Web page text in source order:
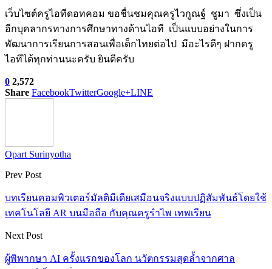
เว็บไซต์ครูไอทีดอทคอม ขอชื่นชมคุณครูไวกูณฐ์ ชูมา ซึ่งเป็น
อีกบุคลากรทางการศึกษาทางด้านไอที เป็นแบบอย่างในการ
พัฒนาการเรียนการสอนเพื่อเด็กไทยต่อไป มีอะไรดีๆ ฝากครู
ไอทีได้ทุกท่านนะครับ ยินดีครับ
0 2,572
Share FacebookTwitterGoogle+LINE
Opart Surinyotha
Prev Post
บทเรียนคอมพิวเตอร์มัลติมีเดียเสมือนจริงแบบปฏิสัมพันธ์โดยใช้
เทคโนโลยี AR บนมือถือ กับคุณครูรำไพ เทพเรียน
Next Post
ผู้พิพากษา AI ครั้งแรกของโลก นวัตกรรมสุดล้ำจากศาล